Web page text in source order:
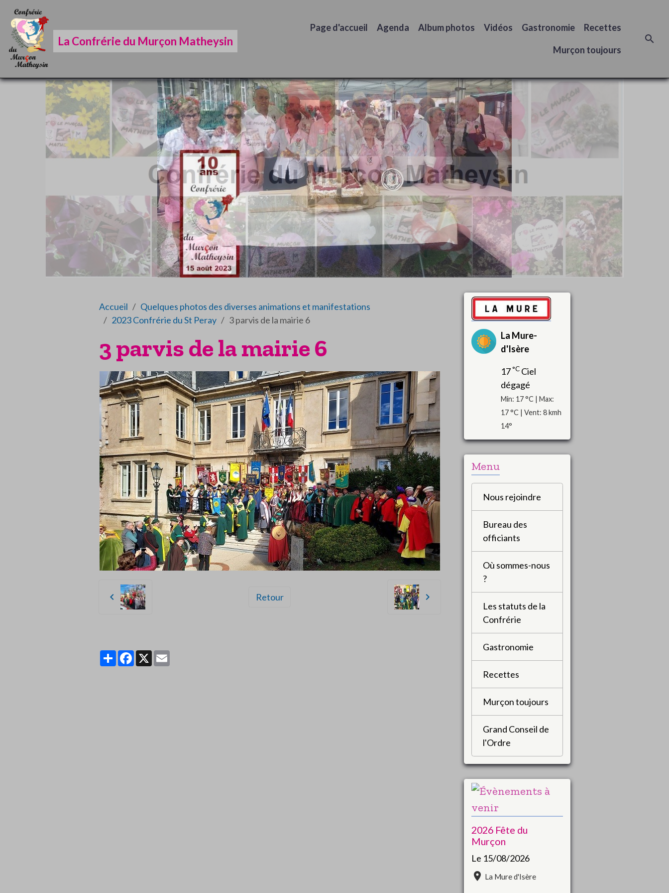
La Confrérie du Murçon Matheysin
Page d'accueil Agenda Album photos Vidéos Gastronomie Recettes
Murçon toujours
Accueil
Quelques photos des diverses animations et manifestations
2023 Confrérie du St Peray
3 parvis de la mairie 6
3 parvis de la mairie 6
Retour
PartagerFacebook
X
La Mure-
d'Isère
17 °CCiel
dégagé
Min: 17 °C | Max:
17 °C | Vent: 8 kmh
14°
Menu
Nous rejoindre
Bureau des
officiants
Où sommes-nous
?
Les statuts de la
Confrérie
Gastronomie
Recettes
Murçon toujours
Grand Conseil de
l'Ordre
2026 Fête du
Murçon
Le 15/08/2026
La Mure d'Isère